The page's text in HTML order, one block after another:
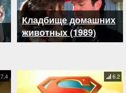
Кладбище домашних
животных (1989)
6.2